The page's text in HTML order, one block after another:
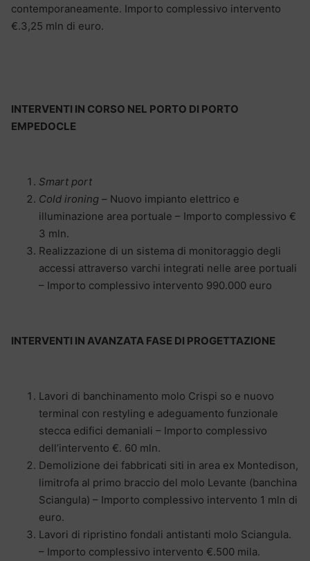
contemporaneamente. Importo complessivo intervento
€.3,25 mln di euro.
INTERVENTI IN CORSO NEL PORTO DI PORTO
EMPEDOCLE
Smart port
Cold ironing – Nuovo impianto elettrico e
illuminazione area portuale – Importo complessivo €
3 mln.
Realizzazione di un sistema di monitoraggio degli
accessi attraverso varchi integrati nelle aree portuali
– Importo complessivo intervento 990.000 euro
INTERVENTI IN AVANZATA FASE DI PROGETTAZIONE
Lavori di banchinamento molo Crispi so e nuovo
terminal con restyling e adeguamento funzionale
stecca edifici demaniali – Importo complessivo
dell’intervento €. 60 mln.
Demolizione dei fabbricati siti in area ex Montedison,
limitrofa al primo braccio del molo Levante (banchina
Sciangula) – Importo complessivo intervento 1 mln di
euro.
Lavori di ripristino fondali antistanti molo Sciangula.
– Importo complessivo intervento €.500 mila.